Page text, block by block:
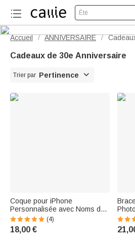
Été
Accueil / ANNIVERSAIRE /
Cadeaux de 30e Anniversaire
Trier par Pertinence 
Coque pour iPhone
Personnalisée avec Noms des
Enfants Cadeau
d'Anniversaire Fête des Mères
pour Maman Grand-mère
(4)
18,00 €
Père